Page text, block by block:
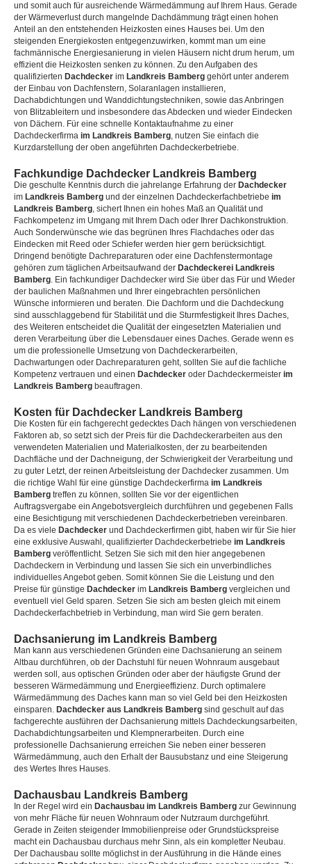
und somit auch für ausreichende Wärmedämmung auf Ihrem Haus. Gerade
der Wärmeverlust durch mangelnde Dachdämmung trägt einen hohen
Anteil an den entstehenden Heizkosten eines Hauses bei. Um den
steigenden Energiekosten entgegenzuwirken, kommt man um eine
fachmännische Energiesanierung in vielen Häusern nicht drum herum, um
effizient die Heizkosten senken zu können. Zu den Aufgaben des
qualifizierten Dachdecker im Landkreis Bamberg gehört unter anderem
der Einbau von Dachfenstern, Solaranlagen installieren,
Dachabdichtungen und Wanddichtungstechniken, sowie das Anbringen
von Blitzableitern und insbesondere das Abdecken und wieder Eindecken
von Dächern. Für eine schnelle Kontaktaufnahme zu einer
Dachdeckerfirma im Landkreis Bamberg, nutzen Sie einfach die
Kurzdarstellung der oben angeführten Dachdeckerbetriebe.
Fachkundige Dachdecker Landkreis Bamberg
Die geschulte Kenntnis durch die jahrelange Erfahrung der Dachdecker
im Landkreis Bamberg und der einzelnen Dachdeckerfachbetriebe im
Landkreis Bamberg, sichert Ihnen ein hohes Maß an Qualität und
Fachkompetenz im Umgang mit Ihrem Dach oder Ihrer Dachkonstruktion.
Auch Sonderwünsche wie das begrünen Ihres Flachdaches oder das
Eindecken mit Reed oder Schiefer werden hier gern berücksichtigt.
Dringend benötigte Dachreparaturen oder eine Dachfenstermontage
gehören zum täglichen Arbeitsaufwand der Dachdeckerei Landkreis
Bamberg. Ein fachkundiger Dachdecker wird Sie über das Für und Wieder
der baulichen Maßnahmen und Ihrer eingebrachten persönlichen
Wünsche informieren und beraten. Die Dachform und die Dachdeckung
sind ausschlaggebend für Stabilität und die Sturmfestigkeit Ihres Daches,
des Weiteren entscheidet die Qualität der eingesetzten Materialien und
deren Verarbeitung über die Lebensdauer eines Daches. Gerade wenn es
um die professionelle Umsetzung von Dachdeckerarbeiten,
Dachwartungen oder Dachreparaturen geht, sollten Sie auf die fachliche
Kompetenz vertrauen und einen Dachdecker oder Dachdeckermeister im
Landkreis Bamberg beauftragen.
Kosten für Dachdecker Landkreis Bamberg
Die Kosten für ein fachgerecht gedecktes Dach hängen von verschiedenen
Faktoren ab, so setzt sich der Preis für die Dachdeckerarbeiten aus den
verwendeten Materialien und Materialkosten, der zu bearbeitenden
Dachfläche und der Dachneigung, der Schwierigkeit der Verarbeitung und
zu guter Letzt, der reinen Arbeitsleistung der Dachdecker zusammen. Um
die richtige Wahl für eine günstige Dachdeckerfirma im Landkreis
Bamberg treffen zu können, sollten Sie vor der eigentlichen
Auftragsvergabe ein Angebotsvergleich durchführen und gegebenen Falls
eine Besichtigung mit verschiedenen Dachdeckerbetrieben vereinbaren.
Da es viele Dachdecker und Dachdeckerfirmen gibt, haben wir für Sie hier
eine exklusive Auswahl, qualifizierter Dachdeckerbetriebe im Landkreis
Bamberg veröffentlicht. Setzen Sie sich mit den hier angegebenen
Dachdeckern in Verbindung und lassen Sie sich ein unverbindliches
individuelles Angebot geben. Somit können Sie die Leistung und den
Preise für günstige Dachdecker im Landkreis Bamberg vergleichen und
eventuell viel Geld sparen. Setzen Sie sich am besten gleich mit einem
Dachdeckerfachbetrieb in Verbindung, man wird Sie gern beraten.
Dachsanierung im Landkreis Bamberg
Man kann aus verschiedenen Gründen eine Dachsanierung an seinem
Altbau durchführen, ob der Dachstuhl für neuen Wohnraum ausgebaut
werden soll, aus optischen Gründen oder aber der häufigste Grund der
besseren Wärmedämmung und Energieeffizienz. Durch optimalere
Wärmedämmung des Daches kann man so viel Geld bei den Heizkosten
einsparen. Dachdecker aus Landkreis Bamberg sind geschult auf das
fachgerechte ausführen der Dachsanierung mittels Dachdeckungsarbeiten,
Dachabdichtungsarbeiten und Klempnerarbeiten. Durch eine
professionelle Dachsanierung erreichen Sie neben einer besseren
Wärmedämmung, auch den Erhalt der Bausubstanz und eine Steigerung
des Wertes Ihres Hauses.
Dachausbau Landkreis Bamberg
In der Regel wird ein Dachausbau im Landkreis Bamberg zur Gewinnung
von mehr Fläche für neuen Wohnraum oder Nutzraum durchgeführt.
Gerade in Zeiten steigender Immobilienpreise oder Grundstückspreise
macht ein Dachausbau durchaus mehr Sinn, als ein kompletter Neubau.
Der Dachausbau sollte möglichst in der Ausführung in die Hände eines